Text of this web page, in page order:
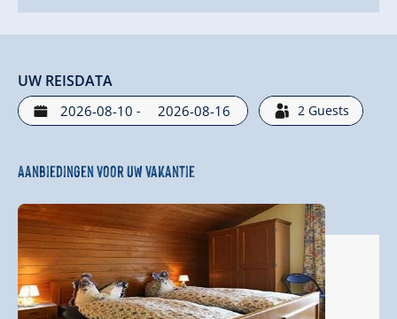
UW REISDATA
- 2 Guests
Aanbiedingen voor uw vakantie